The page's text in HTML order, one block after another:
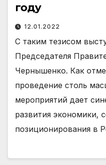
году
12.01.2022
С таким тезисом
Председателя
Чернышенко. Как
проведение столь
мероприятий дает
развития экономики,
позиционирования в